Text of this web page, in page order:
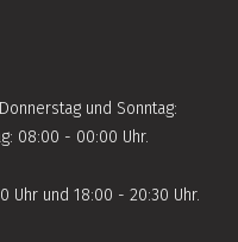
und Sonntag:
08:00 - 00:00 Uhr.
Uhr und 18:00 - 20:30 Uhr.